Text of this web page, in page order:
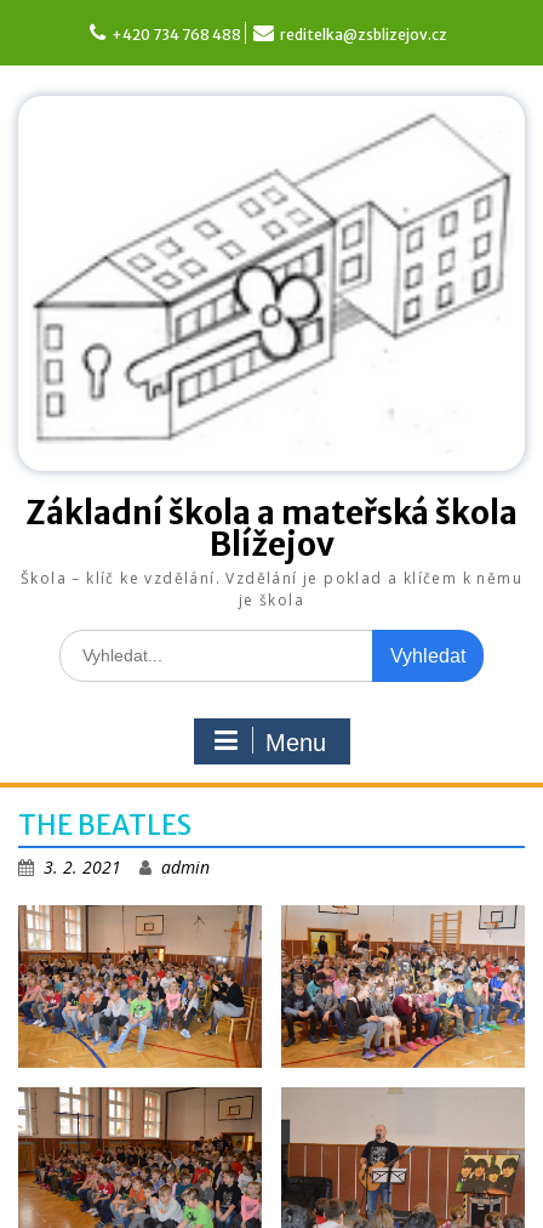
content
+420 734 768 488 reditelka@zsblizejov.cz
Základní škola a mateřská škola
Blížejov
Škola – klíč ke vzdělání. Vzdělání je poklad a klíčem k němu
je škola
Search
for:
Menu
THE BEATLES
3. 2. 2021 admin